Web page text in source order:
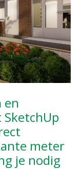
en
meter
je nodig